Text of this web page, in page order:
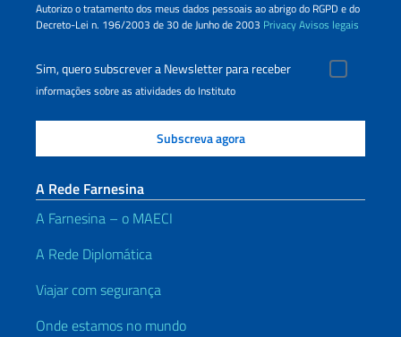
Autorizo o tratamento dos meus dados pessoais ao abrigo do RGPD e do
Decreto-Lei n. 196/2003 de 30 de Junho de 2003 PrivacyAvisos legais
Sim, quero subscrever a Newsletter para receber
informações sobre as atividades do Instituto
A Rede Farnesina
A Farnesina – o MAECI
A Rede Diplomática
Viajar com segurança
Onde estamos no mundo